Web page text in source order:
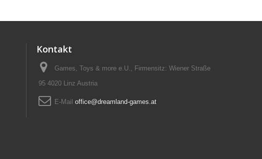
Kontakt
Games, Toys & more e.U., Firmensitz: Wiener Straße
95 4020 Linz Austria
E-Mail office@dreamland-games.at